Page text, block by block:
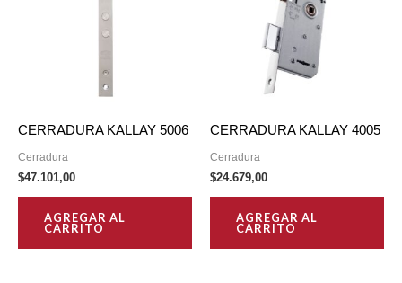
CERRADURA KALLAY 5006
Cerradura
$47.101,00
AGREGAR AL
CARRITO
CERRADURA KALLAY 4005
Cerradura
$24.679,00
AGREGAR AL
CARRITO